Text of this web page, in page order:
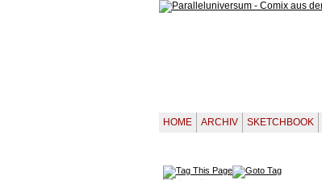
HOME ARCHIV SKETCHBOOK